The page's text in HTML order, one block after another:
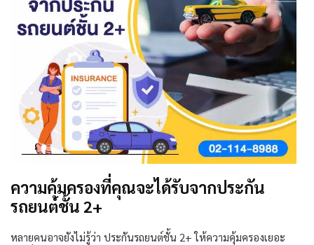
ความคุ้มครองที่คุณจะได้รับจากประกัน
รถยนต์ชั้น 2+
หลายคนอาจยังไม่รู้ว่า ประกันรถยนต์ชั้น 2+ให้ความคุ้มครองเยอะ